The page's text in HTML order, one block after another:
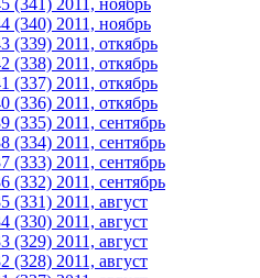
(340) 2011, ноябрь
(339) 2011, откябрь
(338) 2011, откябрь
(337) 2011, откябрь
(336) 2011, откябрь
(335) 2011, сентябрь
(334) 2011, сентябрь
(333) 2011, сентябрь
(332) 2011, сентябрь
(331) 2011, август
(330) 2011, август
(329) 2011, август
(328) 2011, август